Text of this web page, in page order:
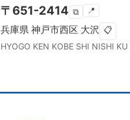
〒 651-2414 ⧉ 📍
兵庫県 神戸市西区 大沢 📋
HYOGO KEN KOBE SHI NISHI KU